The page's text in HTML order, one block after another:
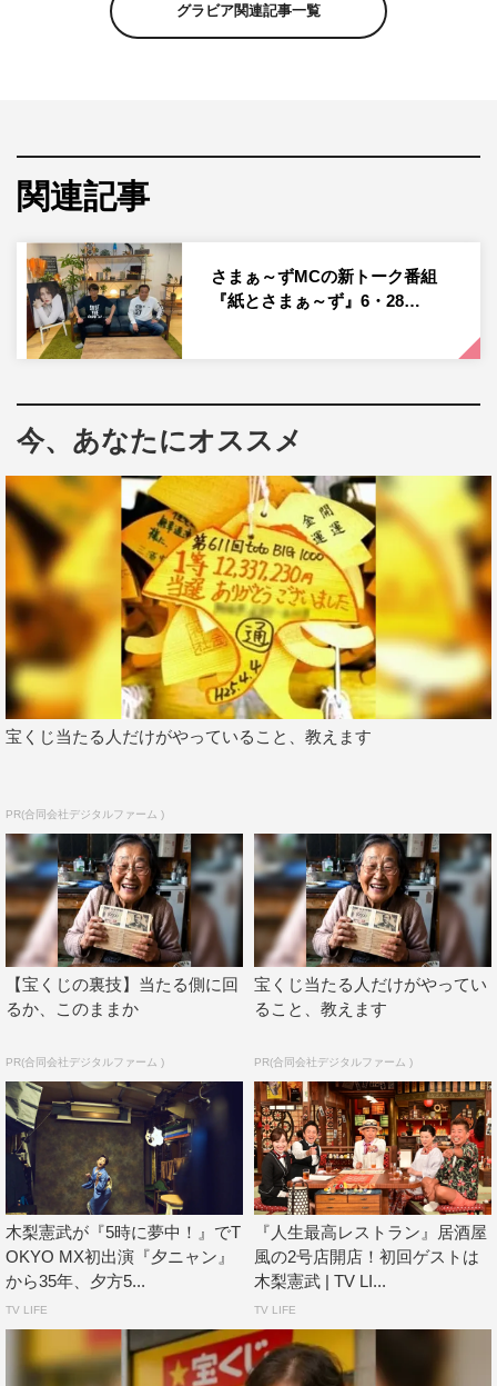
2013年4月に放送が始まり、7月10日の放送で400回を迎
える。そこで400回記念スペシャルとして、タヒチ・ボラ
さらに400回を記念して、木梨憲武が番組に初登場。ハワ
イ好きだという木梨だが、果たしてタヒチ・ボラボラ島の
魅力は伝わるのか。
また、海外通の木梨ならではの海外お土産トークや、木梨
が撮影したハワイの写真を特別に公開。普段から交流のあ
るさまぁ～ずと木梨の爆笑トークも必見だ。
TBSほか
2021年7月10日（土）深0・00～0・30
この記事の写真
©TBS
グラビア関連記事一覧
さまぁ～ず 木梨憲武
関連記事
さまぁ～ずMCの新トーク番組
『紙とさまぁ～ず』6・28…
今、あなたにオススメ
宝くじ当たる人だけがやっていること、教えます
PR(合同会社デジタルファーム )
【宝くじの裏技】当たる側に回
るか、このままか
PR(合同会社デジタルファーム )
宝くじ当たる人だけがやってい
ること、教えます
PR(合同会社デジタルファーム )
木梨憲武が『5時に夢中！』でT
OKYO MX初出演『夕ニャン』
から35年、夕方5...
TV LIFE
『人生最高レストラン』居酒屋
風の2号店開店！初回ゲストは
木梨憲武 | TV LI...
TV LIFE